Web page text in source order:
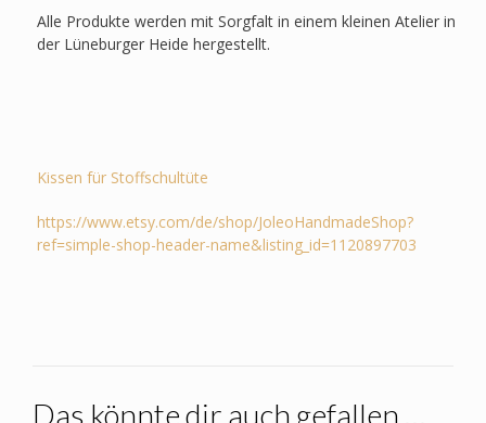
Alle Produkte werden mit Sorgfalt in einem kleinen Atelier in
der Lüneburger Heide hergestellt.
Kissen für Stoffschultüte
https://www.etsy.com/de/shop/JoleoHandmadeShop?
ref=simple-shop-header-name&listing_id=1120897703
Das könnte dir auch gefallen …